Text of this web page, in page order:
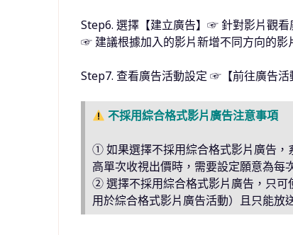
Step6. 選擇【建立廣告】☞ 針對影片觀看
☞ 建議根據加入的影片新增不同方向的影
Step7. 查看廣告活動設定 ☞【前往廣告
不採用綜合格式影片廣告注意事項
① 如果選擇不採用綜合格式影片廣告，
高單次收視出價時，需要設定願意為每
② 選擇不採用綜合格式影片廣告，只
用於綜合格式影片廣告活動）且只能放